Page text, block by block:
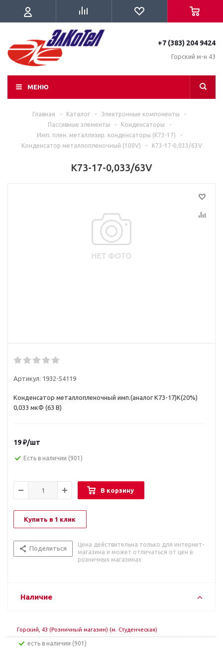
+7 (383) 204 9424
Горский м-н 43
МЕНЮ
Главная - Каталог - Электронные компоненты
-
Пассивные элементы
- Конденсаторы
-
Имп. плен. металлизир. конденсаторы (К73-17)
-
Конденсатор металлопленочный (100V)
- K73-17-0,033/63V
K73-17-0,033/63V
Артикул: 1932-54119
Конденсатор металлопленочный имп.(аналог К73-17)K(20%)
0,033 мкФ (63 В)
19₽/шт
Есть в наличии (901)
В корзину
Купить в 1 клик
Поделиться
Цена действительна только для интернет-
магазина и может отличаться от цен в
розничных магазинах
Наличие
Горский, 43 (Розничный магазин) (м. Студенческая)
Есть в наличии (901)